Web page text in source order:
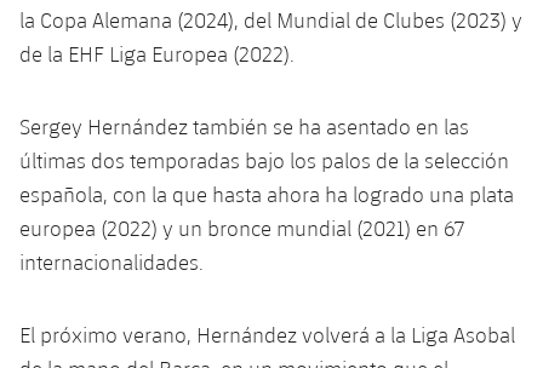
la Copa Alemana (2024), del Mundial de Clubes (2023) y
de la EHF Liga Europea (2022).
Sergey Hernández también se ha asentado en las
últimas dos temporadas bajo los palos de la selección
española, con la que hasta ahora ha logrado una plata
europea (2022) y un bronce mundial (2021) en 67
internacionalidades.
El próximo verano, Hernández volverá a la Liga Asobal